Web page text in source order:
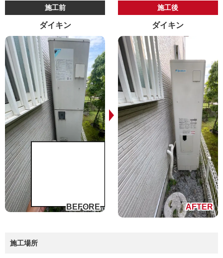
施工前
ダイキン
施工後
ダイキン
施工場所